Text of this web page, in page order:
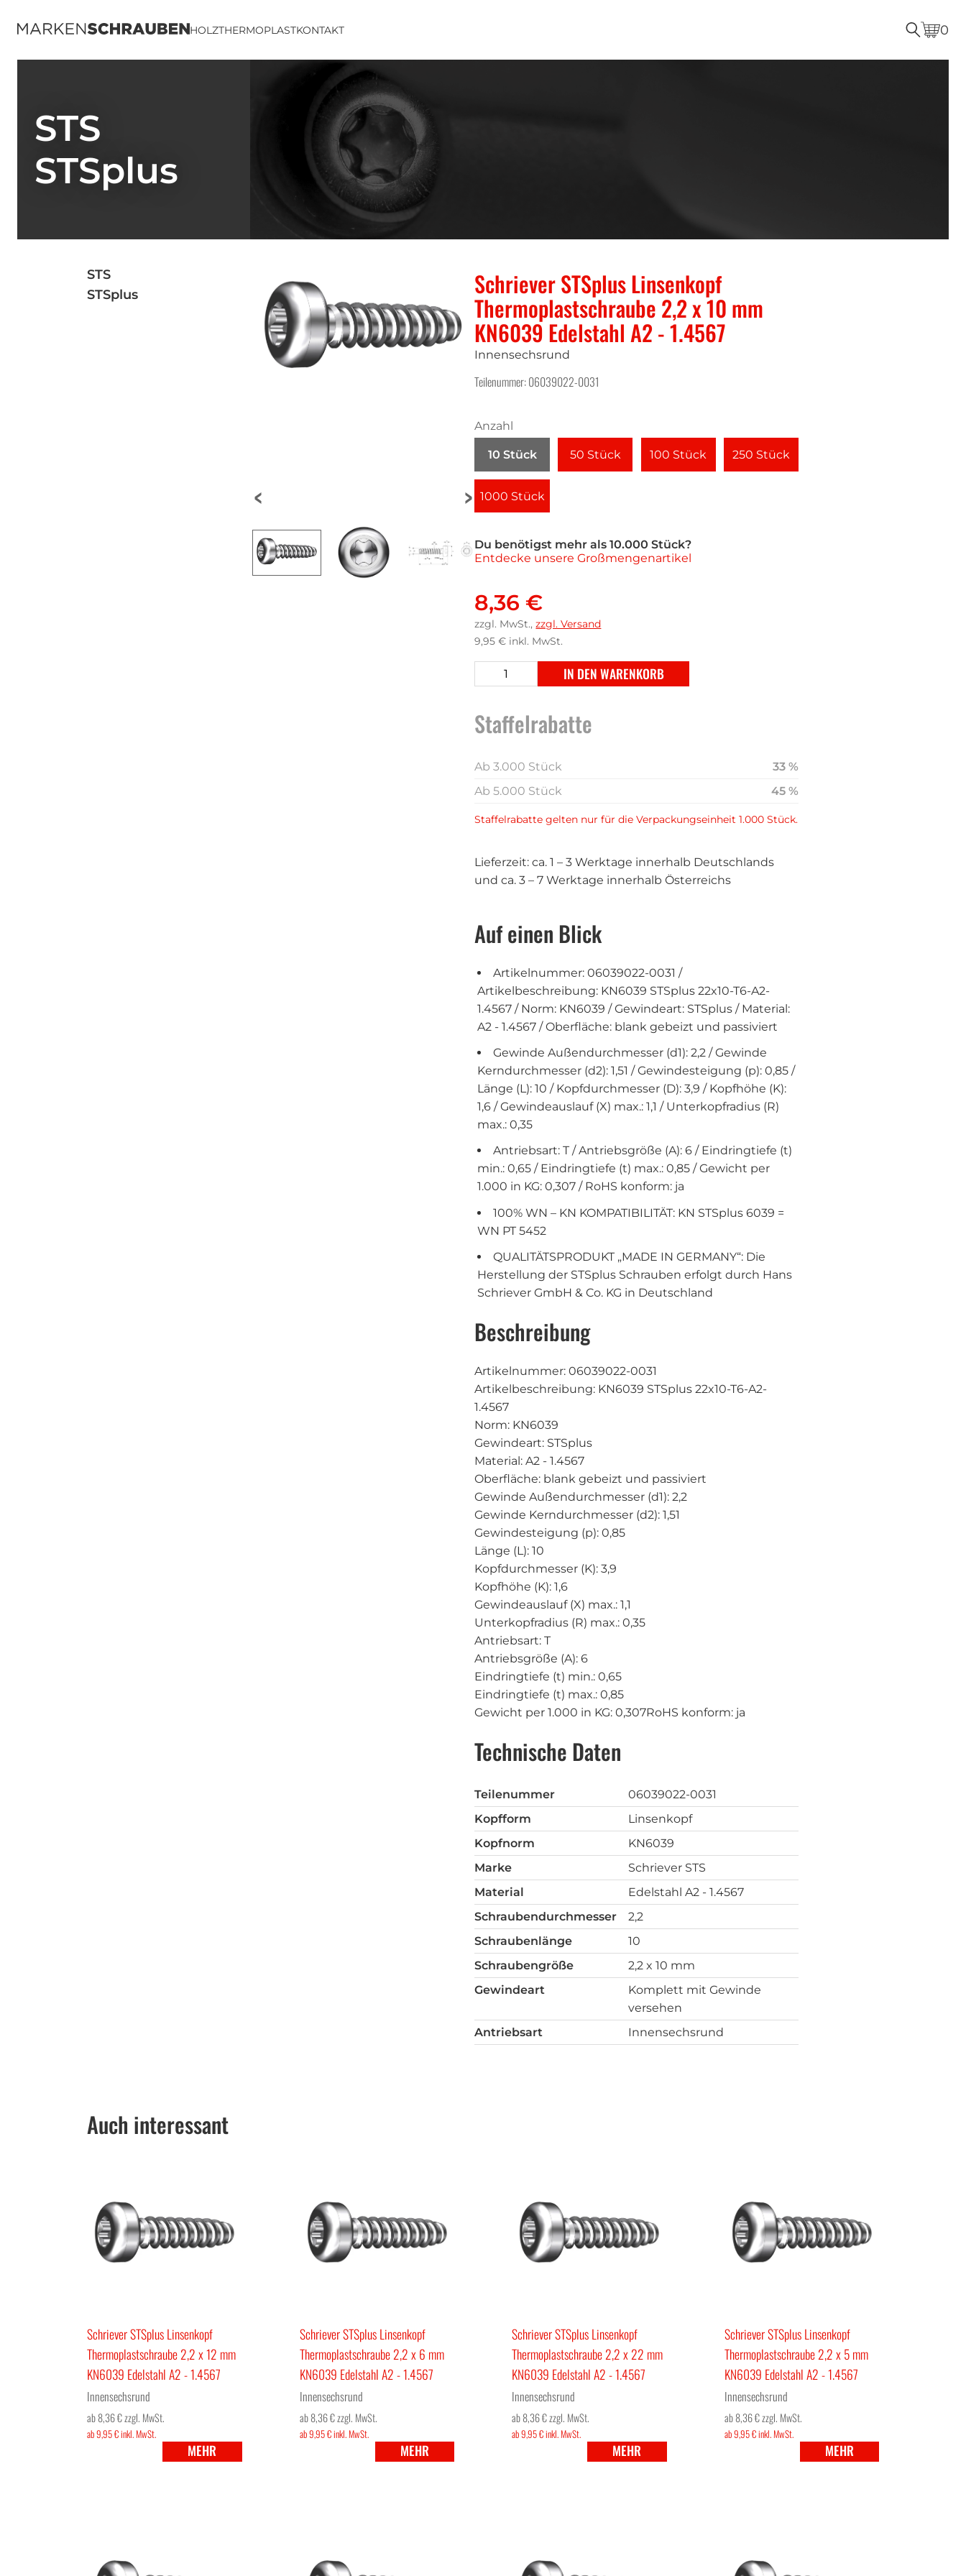
HOLZTHERMOPLASTKONTAKT 0
STS
STSplus
STS
STSplus
Schriever STSplus Linsenkopf
Thermoplastschraube 2,2 x 10 mm
KN6039 Edelstahl A2 - 1.4567
Innensechsrund
Teilenummer: 06039022-0031
Anzahl
10 Stück 50 Stück 100 Stück 250 Stück
1000 Stück
Du benötigst mehr als 10.000 Stück?
Entdecke unsere Großmengenartikel
8,36 €
zzgl. MwSt.,zzgl. Versand
9,95 € inkl. MwSt.
IN DEN WARENKORB
1 Artikel wurde in Deinen Warenkorb gelegt
WARENKORB ANSEHEN
WEITER EINKAUFEN
Staffelrabatte
Ab 3.000 Stück
33 %
Ab 5.000 Stück
45 %
Staffelrabatte gelten nur für die Verpackungseinheit 1.000 Stück.
Lieferzeit: ca. 1 – 3 Werktage innerhalb Deutschlands
und ca. 3 – 7 Werktage innerhalb Österreichs
Auf einen Blick
Artikelnummer: 06039022-0031 /
Artikelbeschreibung: KN6039 STSplus 22x10-T6-A2-
1.4567 / Norm: KN6039 / Gewindeart: STSplus / Material:
A2 - 1.4567 / Oberfläche: blank gebeizt und passiviert
Gewinde Außendurchmesser (d1): 2,2 / Gewinde
Kerndurchmesser (d2): 1,51 / Gewindesteigung (p): 0,85 /
Länge (L): 10 / Kopfdurchmesser (D): 3,9 / Kopfhöhe (K):
1,6 / Gewindeauslauf (X) max.: 1,1 / Unterkopfradius (R)
max.: 0,35
Antriebsart: T / Antriebsgröße (A): 6 / Eindringtiefe (t)
min.: 0,65 / Eindringtiefe (t) max.: 0,85 / Gewicht per
1.000 in KG: 0,307 / RoHS konform: ja
100% WN – KN KOMPATIBILITÄT: KN STSplus 6039 =
WN PT 5452
QUALITÄTSPRODUKT „MADE IN GERMANY“: Die
Herstellung der STSplus Schrauben erfolgt durch Hans
Schriever GmbH & Co. KG in Deutschland
Beschreibung
Artikelnummer: 06039022-0031
Artikelbeschreibung: KN6039 STSplus 22x10-T6-A2-
1.4567
Norm: KN6039
Gewindeart: STSplus
Material: A2 - 1.4567
Oberfläche: blank gebeizt und passiviert
Gewinde Außendurchmesser (d1): 2,2
Gewinde Kerndurchmesser (d2): 1,51
Gewindesteigung (p): 0,85
Länge (L): 10
Kopfdurchmesser (K): 3,9
Kopfhöhe (K): 1,6
Gewindeauslauf (X) max.: 1,1
Unterkopfradius (R) max.: 0,35
Antriebsart: T
Antriebsgröße (A): 6
Eindringtiefe (t) min.: 0,65
Eindringtiefe (t) max.: 0,85
Gewicht per 1.000 in KG: 0,307RoHS konform: ja
Technische Daten
Teilenummer
06039022-0031
Kopfform
Linsenkopf
Kopfnorm
KN6039
Marke
Schriever STS
Material
Edelstahl A2 - 1.4567
Schraubendurchmesser
2,2
Schraubenlänge
10
Schraubengröße
2,2 x 10 mm
Gewindeart
Komplett mit Gewinde
versehen
Antriebsart
Innensechsrund
Auch interessant
Schriever STSplus Linsenkopf
Thermoplastschraube 2,2 x 12 mm
KN6039 Edelstahl A2 - 1.4567
Innensechsrund
ab 8,36 €zzgl. MwSt.
ab 9,95 €inkl. MwSt.
MEHR
Schriever STSplus Linsenkopf
Thermoplastschraube 2,2 x 6 mm
KN6039 Edelstahl A2 - 1.4567
Innensechsrund
ab 8,36 €zzgl. MwSt.
ab 9,95 €inkl. MwSt.
MEHR
Schriever STSplus Linsenkopf
Thermoplastschraube 2,2 x 22 mm
KN6039 Edelstahl A2 - 1.4567
Innensechsrund
ab 8,36 €zzgl. MwSt.
ab 9,95 €inkl. MwSt.
MEHR
Schriever STSplus Linsenkopf
Thermoplastschraube 2,2 x 5 mm
KN6039 Edelstahl A2 - 1.4567
Innensechsrund
ab 8,36 €zzgl. MwSt.
ab 9,95 €inkl. MwSt.
MEHR
Keine Produkte im Warenkorb
Lege Produkte in den Warenkorb, damit diese hier